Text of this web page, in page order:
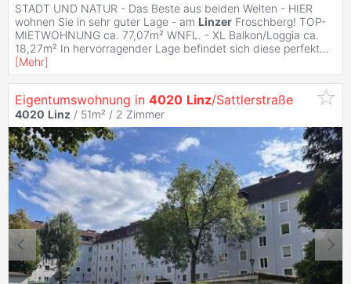
STADT UND NATUR - Das Beste aus beiden Welten - HIER
wohnen Sie in sehr guter Lage - am Linzer Froschberg! TOP-
MIETWOHNUNG ca. 77,07m² WNFL. - XL Balkon/Loggia ca.
18,27m² In hervorragender Lage befindet sich diese perfekt...
[Mehr]
Eigentumswohnung in 4020 Linz/Sattlerstraße
4020 Linz / 51m² / 2 Zimmer